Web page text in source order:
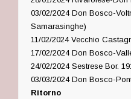
03/02/2024 Don Bosco-
Samarasinghe)
11/02/2024 Vecchio
17/02/2024 Don Bosco-
24/02/2024 Sestrese Bor.
03/03/2024 Don Bosco-
Ritorno